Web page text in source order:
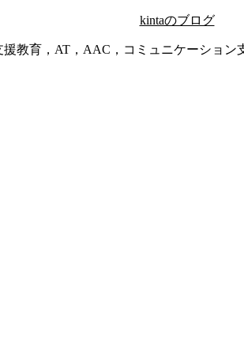
kintaのブログ
援教育，AT，AAC，コミュニケーショ